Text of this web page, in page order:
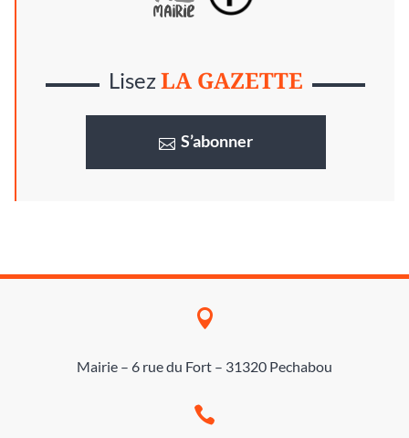
LisezLA GAZETTE
S’abonner

Mairie – 6 rue du Fort – 31320 Pechabou
